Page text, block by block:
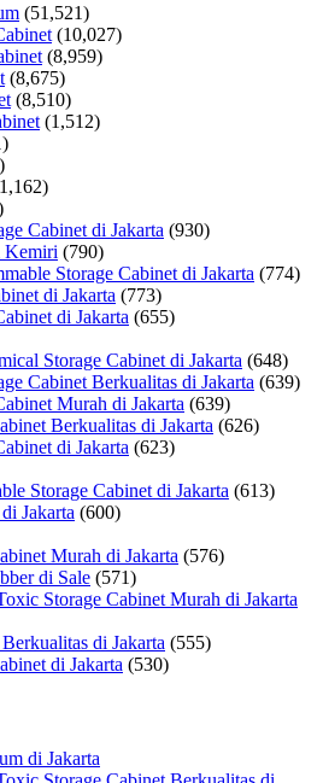
(51,521)
(10,027)
(8,959)
(8,675)
(8,510)
(1,512)
Cabinet di Jakarta (930)
Kemiri (790)
Storage Cabinet di Jakarta (774)
di Jakarta (773)
di Jakarta (655)
Storage Cabinet di Jakarta (648)
Cabinet Berkualitas di Jakarta (639)
Murah di Jakarta (639)
Berkualitas di Jakarta (626)
di Jakarta (623)
Storage Cabinet di Jakarta (613)
Jakarta (600)
Murah di Jakarta (576)
di Sale (571)
Storage Cabinet Murah di Jakarta
di Jakarta (555)
di Jakarta (530)
di Jakarta